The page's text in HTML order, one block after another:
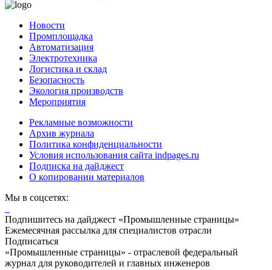
Новости
Промплощадка
Автоматизация
Электротехника
Логистика и склад
Безопасность
Экология производств
Мероприятия
Рекламные возможности
Архив журнала
Политика конфиденциальности
Условия использования сайта indpages.ru
Подписка на дайджест
О копировании материалов
Мы в соцсетях:
Подпишитесь на дайджест «Промышленные страницы»
Ежемесячная рассылка для специалистов отрасли
Подписаться
«Промышленные страницы» - отраслевой федеральный
журнал для руководителей и главных инженеров